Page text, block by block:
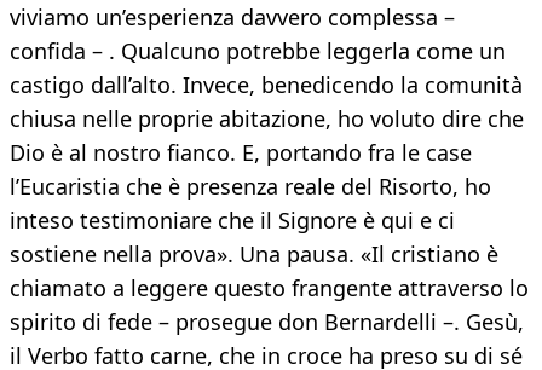
viviamo un’esperienza davvero complessa –
confida – . Qualcuno potrebbe leggerla come un
castigo dall’alto. Invece, benedicendo la comunità
chiusa nelle proprie abitazione, ho voluto dire che
Dio è al nostro fianco. E, portando fra le case
l’Eucaristia che è presenza reale del Risorto, ho
inteso testimoniare che il Signore è qui e ci
sostiene nella prova». Una pausa. «Il cristiano è
chiamato a leggere questo frangente attraverso lo
spirito di fede – prosegue don Bernardelli –. Gesù,
il Verbo fatto carne, che in croce ha preso su di sé